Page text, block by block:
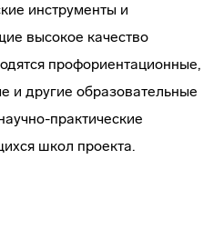
инструменты и
высокое качество
профориентационные,
и другие образовательные
практические
школ проекта.